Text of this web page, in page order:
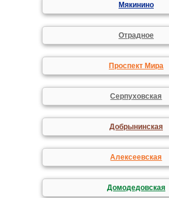
Мякинино
Отрадное
Проспект Мира
Серпуховская
Добрынинская
Алексеевская
Домодедовская